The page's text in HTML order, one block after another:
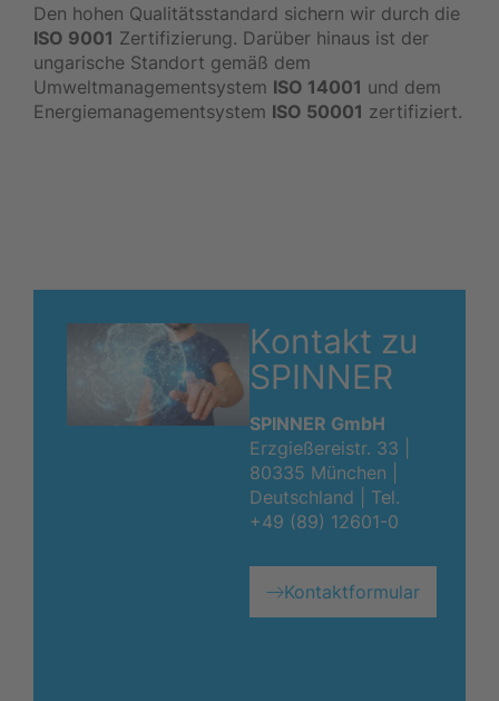
Den hohen Qualitätsstandard sichern wir durch die
ISO 9001 Zertifizierung. Darüber hinaus ist der
ungarische Standort gemäß dem
Umweltmanagementsystem ISO 14001 und dem
Energiemanagementsystem ISO 50001 zertifiziert.
Kontakt zu
SPINNER
SPINNER GmbH
Erzgießereistr. 33 |
80335 München |
Deutschland | Tel.
+49 (89) 12601-0
Kontaktformular